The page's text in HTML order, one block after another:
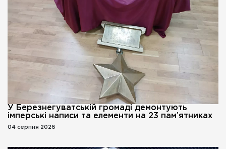
У Березнегуватській громаді демонтують
імперські написи та елементи на 23 пам’ятниках
04 серпня 2026